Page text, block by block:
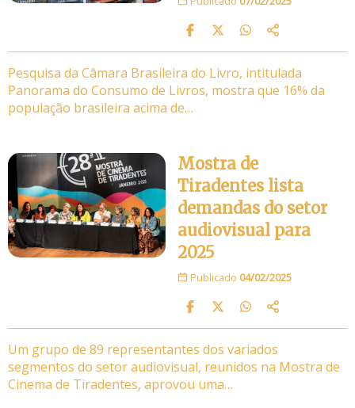
Pesquisa da Câmara Brasileira do Livro, intitulada
Panorama do Consumo de Livros, mostra que 16% da
população brasileira acima de…
Mostra de
Tiradentes lista
demandas do setor
audiovisual para
2025
Publicado 04/02/2025
Um grupo de 89 representantes dos variados
segmentos do setor audiovisual, reunidos na Mostra de
Cinema de Tiradentes, aprovou uma…